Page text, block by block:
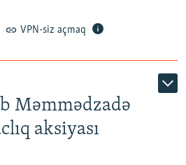
VPN-siz açmaq
Məmmədzadə
aksiyası